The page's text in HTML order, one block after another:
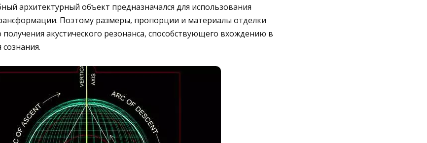
архитектурный объект предназначался для использования
Поэтому размеры, пропорции и материалы отделки
акустического резонанса, способствующего вхождению в